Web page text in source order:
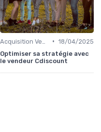
• 18/04/2025
Optimiser sa stratégie avec
le vendeur Cdiscount